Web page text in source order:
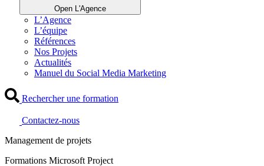
Open L'Agence
L’Agence
L’équipe
Références
Nos Projets
Actualités
Manuel du Social Media Marketing
Rechercher une formation
Contactez-nous
Management de projets
Formations Microsoft Project